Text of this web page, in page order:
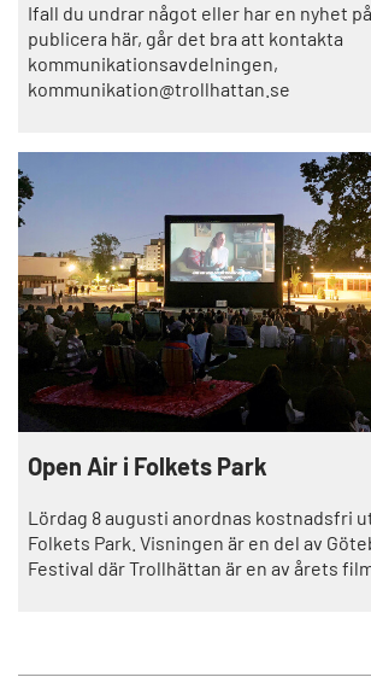
Ifall du undrar något eller har en nyhet
publicera här, går det bra att kontakta
kommunikationsavdelningen,
kommunikation@trollhattan.se
Open Air i Folkets Park
Lördag 8 augusti anordnas kostnadsfri
Folkets Park. Visningen är en del av
Festival där Trollhättan är en av årets